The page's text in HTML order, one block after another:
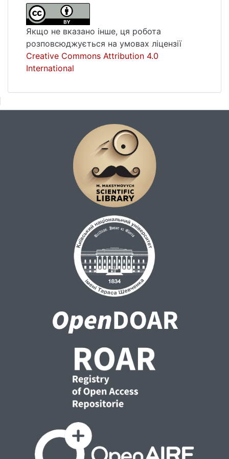
з найсучасніших тенденцій формування
абревіатур у ІТ-індустрії. Автори доходять
висновку, що у процесі розробки IT-
продуктів використовують різні види
абревіатур (за типами формування), що і
слугують лінгвістичним способом мовного
комунікаційної мети. З’ясовано, що у
професійному середовищі найчастіше
трапляються акроніми, ініціалізми,
контракції та контамінанти.
Якщо не вказано інше, ця робота
розповсюджується на умовах ліцензії
Creative Commons Attribution 4.0
International